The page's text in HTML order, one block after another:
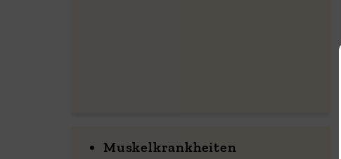
Muskelkrankheiten